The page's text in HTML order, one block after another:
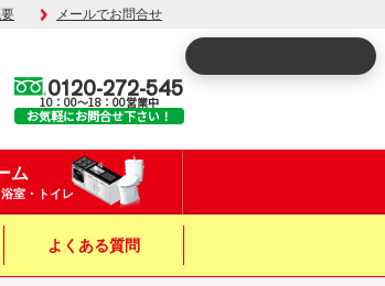
メールでお問合せ
0120-272-545
10：00～18：00営業中
お気軽にお問合せ下さい！
ム
室・トイレ
よくある質問